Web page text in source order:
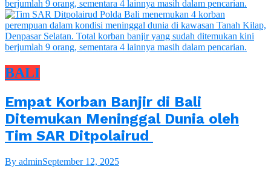
BALI
Empat Korban Banjir di Bali
Ditemukan Meninggal Dunia oleh
Tim SAR Ditpolairud
By adminSeptember 12, 2025